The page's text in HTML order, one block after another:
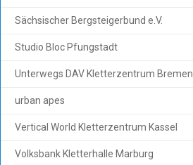
Sächsischer Bergsteigerbund e.V.
Studio Bloc Pfungstadt
Unterwegs DAV Kletterzentrum Bremen
urban apes
Vertical World Kletterzentrum Kassel
Volksbank Kletterhalle Marburg